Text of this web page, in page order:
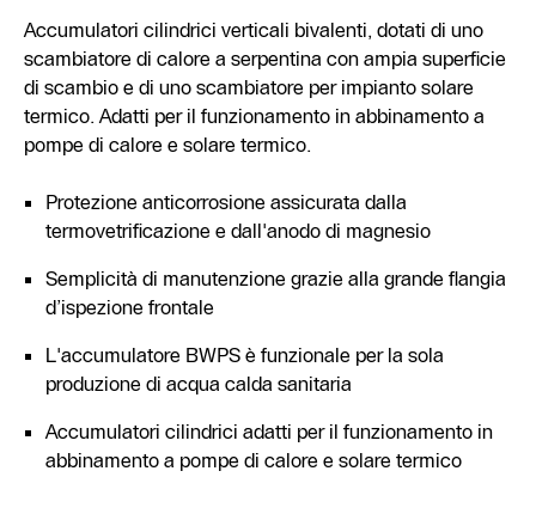
Accumulatori cilindrici verticali bivalenti, dotati di uno
scambiatore di calore a serpentina con ampia superficie
di scambio e di uno scambiatore per impianto solare
termico. Adatti per il funzionamento in abbinamento a
pompe di calore e solare termico.
Protezione anticorrosione assicurata dalla
termovetrificazione e dall'anodo di magnesio
Semplicità di manutenzione grazie alla grande flangia
d’ispezione frontale
L'accumulatore BWPS è funzionale per la sola
produzione di acqua calda sanitaria
Accumulatori cilindrici adatti per il funzionamento in
abbinamento a pompe di calore e solare termico